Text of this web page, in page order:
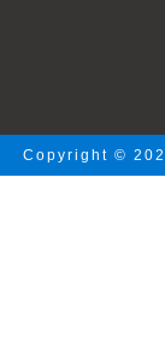
Copyright ©